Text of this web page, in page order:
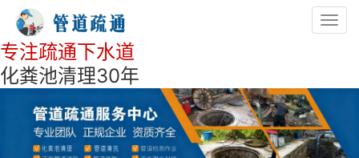
专注疏通下水道
化粪池清理30年